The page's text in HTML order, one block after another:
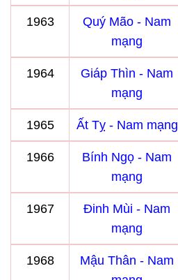
1963
Quý Mão - Nam
mạng
1964
Giáp Thìn - Nam
mạng
1965 Ất Tỵ - Nam mạng
1966
Bính Ngọ - Nam
mạng
1967
Đinh Mùi - Nam
mạng
1968
Mậu Thân - Nam